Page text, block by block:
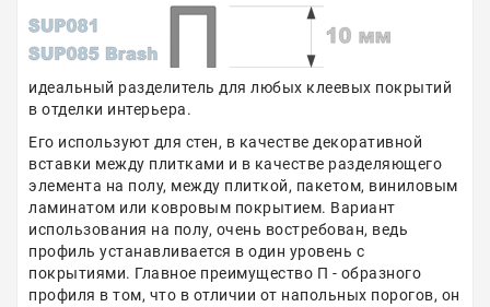
идеальный разделитель для любых клеевых покрытий
в отделки интерьера.
Его используют для стен, в качестве декоративной
вставки между плитками и в качестве разделяющего
элемента на полу, между плиткой, пакетом, виниловым
ламинатом или ковровым покрытием. Вариант
использования на полу, очень востребован, ведь
профиль устанавливается в один уровень с
покрытиями. Главное преимущество П - образного
профиля в том, что в отличии от напольных порогов, он